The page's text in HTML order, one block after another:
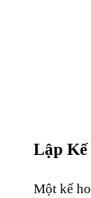
Lập
Một kế